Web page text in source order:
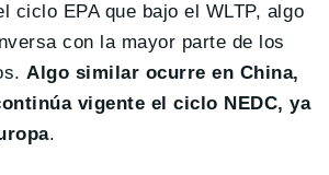
ciclo EPA que bajo el WLTP, algo
con la mayor parte de los
Algo similar ocurre en China,
vigente el ciclo NEDC, ya
.